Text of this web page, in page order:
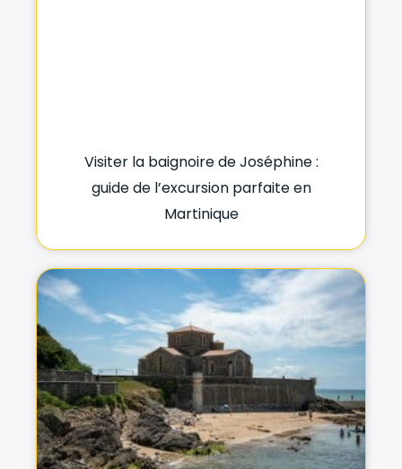
Visiter la baignoire de Joséphine :
guide de l’excursion parfaite en
Martinique